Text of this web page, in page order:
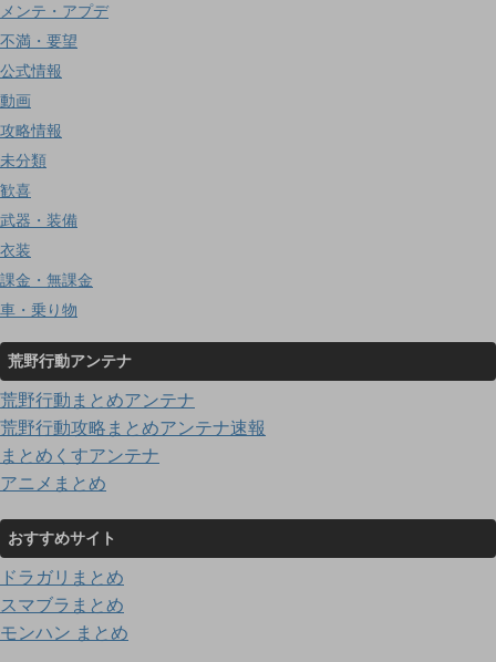
メンテ・アプデ
不満・要望
公式情報
動画
攻略情報
未分類
歓喜
武器・装備
衣装
課金・無課金
車・乗り物
荒野行動アンテナ
荒野行動まとめアンテナ
荒野行動攻略まとめアンテナ速報
まとめくすアンテナ
アニメまとめ
おすすめサイト
ドラガリまとめ
スマブラまとめ
モンハン まとめ